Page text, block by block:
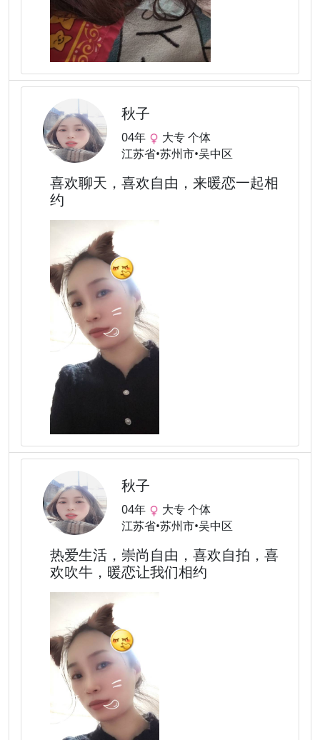
秋子
04年
大专 个体
江苏省•苏州市•吴中区
喜欢聊天，喜欢自由，来暖恋一起相
约
秋子
04年
大专 个体
江苏省•苏州市•吴中区
热爱生活，崇尚自由，喜欢自拍，喜
欢吹牛，暖恋让我们相约